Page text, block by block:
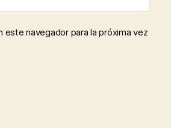
navegador para la próxima vez